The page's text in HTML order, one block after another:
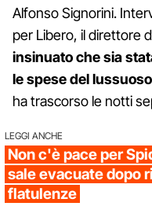
Alfonso Signorini.
per Libero, il direttore
insinuato che sia
le spese del
ha trascorso le notti
LEGGI ANCHE
Non c'è pace per
sale evacuate dopo
flatulenze